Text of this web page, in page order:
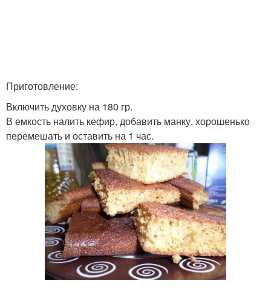
Приготовление:
Включить духовку на 180 гр.
В емкость налить кефир, добавить манку, хорошенько
перемешать и оставить на 1 час.